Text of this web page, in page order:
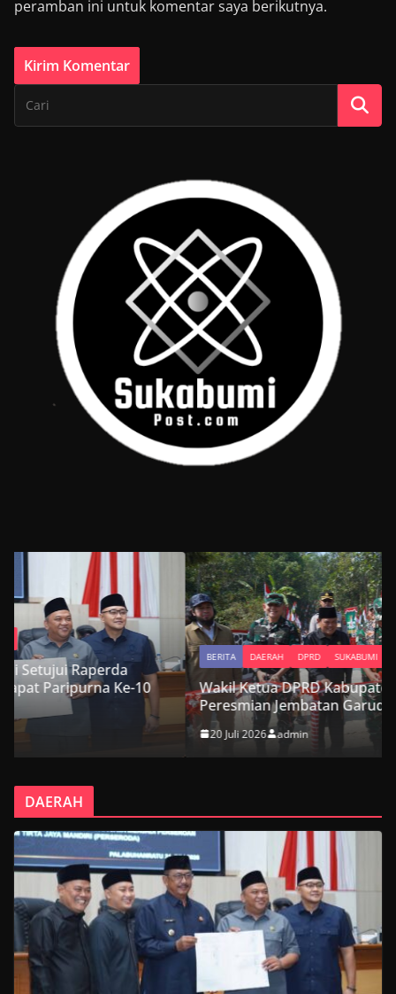
peramban ini untuk komentar saya berikutnya.
BERITA DAERAH DPRD SUKABUMI
Wakil Ketua DPRD Kabupaten Sukabumi Hadiri
Peresmian Jembatan Garuda Suci di Cikembar
DAERAH